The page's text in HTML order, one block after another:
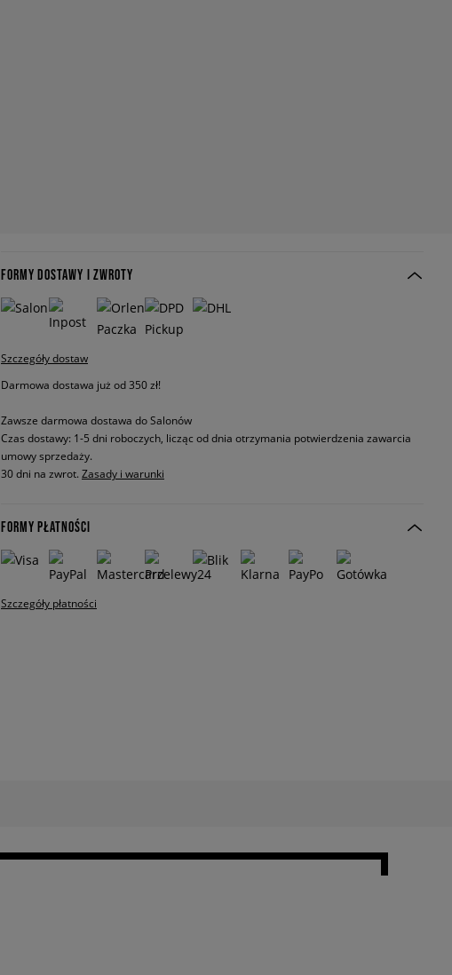
FORMY DOSTAWY I ZWROTY
Szczegóły dostaw
Darmowa dostawa już od 350 zł!
Zawsze darmowa dostawa do Salonów
Czas dostawy: 1-5 dni roboczych, licząc od dnia otrzymania potwierdzenia zawarcia
umowy sprzedaży.
30 dni na zwrot. Zasady i warunki
FORMY PŁATNOŚCI
Szczegóły płatności